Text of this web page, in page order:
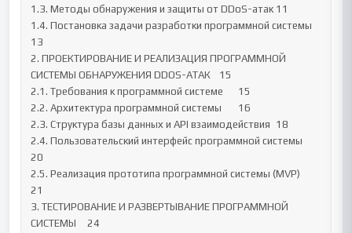
1.3. Методы обнаружения и защиты от DDoS-атак	11
1.4. Постановка задачи разработки программной системы
13
2. ПРОЕКТИРОВАНИЕ И РЕАЛИЗАЦИЯ ПРОГРАММНОЙ
СИСТЕМЫ ОБНАРУЖЕНИЯ DDOS-АТАК	15
2.1. Требования к программной системе	15
2.2. Архитектура программной системы	16
2.3. Структура базы данных и API взаимодействия	18
2.4. Пользовательский интерфейс программной системы
20
2.5. Реализация прототипа программной системы (MVP)
21
3. ТЕСТИРОВАНИЕ И РАЗВЕРТЫВАНИЕ ПРОГРАММНОЙ
СИСТЕМЫ	24